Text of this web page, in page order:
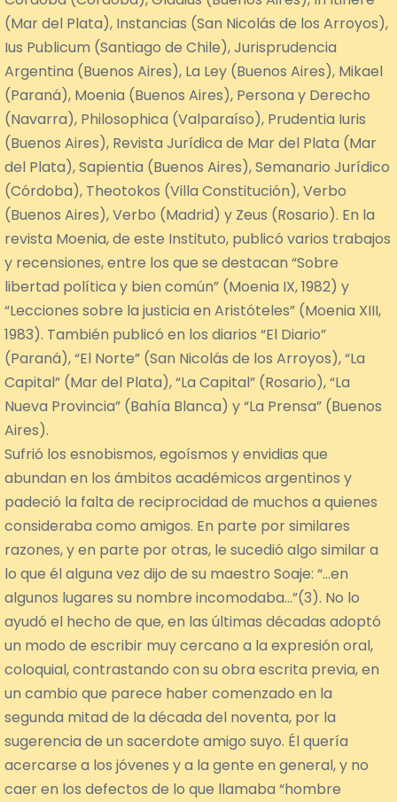
(Mar del Plata), Instancias (San Nicolás de los Arroyos),
Ius Publicum (Santiago de Chile), Jurisprudencia
Argentina (Buenos Aires), La Ley (Buenos Aires), Mikael
(Paraná), Moenia (Buenos Aires), Persona y Derecho
(Navarra), Philosophica (Valparaíso), Prudentia Iuris
(Buenos Aires), Revista Jurídica de Mar del Plata (Mar
del Plata), Sapientia (Buenos Aires), Semanario Jurídico
(Córdoba), Theotokos (Villa Constitución), Verbo
(Buenos Aires), Verbo (Madrid) y Zeus (Rosario). En la
revista Moenia, de este Instituto, publicó varios trabajos
y recensiones, entre los que se destacan “Sobre
libertad política y bien común” (Moenia IX, 1982) y
“Lecciones sobre la justicia en Aristóteles” (Moenia XIII,
1983). También publicó en los diarios “El Diario”
(Paraná), “El Norte” (San Nicolás de los Arroyos), “La
Capital” (Mar del Plata), “La Capital” (Rosario), “La
Nueva Provincia” (Bahía Blanca) y “La Prensa” (Buenos
Aires).
Sufrió los esnobismos, egoísmos y envidias que
abundan en los ámbitos académicos argentinos y
padeció la falta de reciprocidad de muchos a quienes
consideraba como amigos. En parte por similares
razones, y en parte por otras, le sucedió algo similar a
lo que él alguna vez dijo de su maestro Soaje: “…en
algunos lugares su nombre incomodaba…”(3). No lo
ayudó el hecho de que, en las últimas décadas adoptó
un modo de escribir muy cercano a la expresión oral,
coloquial, contrastando con su obra escrita previa, en
un cambio que parece haber comenzado en la
segunda mitad de la década del noventa, por la
sugerencia de un sacerdote amigo suyo. Él quería
acercarse a los jóvenes y a la gente en general, y no
caer en los defectos de lo que llamaba “hombre